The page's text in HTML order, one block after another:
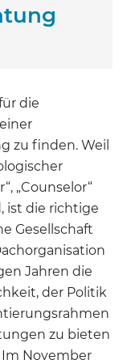
die
zu finden. Weil
„Counselor“
ist die richtige
Gesellschaft
Jahren die
der Politik
zu bieten
Im November